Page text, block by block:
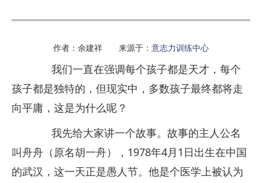
作者：余建祥 来源于： 意志力训练中心
我们一直在强调每个孩子都是天才，每个
孩子都是独特的，但现实中，多数孩子最终都将走
向平庸，这是为什么呢？
我先给大家讲一个故事。故事的主人公名
叫舟舟（原名胡一舟），1978年4月1日出生在中国
的武汉，这一天正是愚人节。他是个医学上被认为